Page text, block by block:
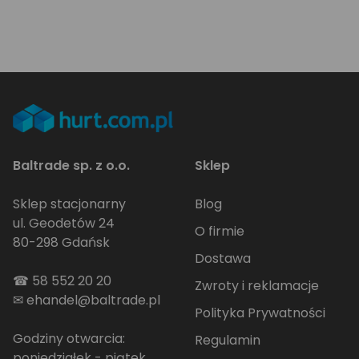
Baltrade sp. z o.o.
Sklep stacjonarny
ul. Geodetów 24
80-298 Gdańsk
☎ 58 552 20 20
✉ehandel@baltrade.pl
Godziny otwarcia:
Sklep
Blog
O firmie
Dostawa
Zwroty i reklamacje
Polityka Prywatności
Regulamin